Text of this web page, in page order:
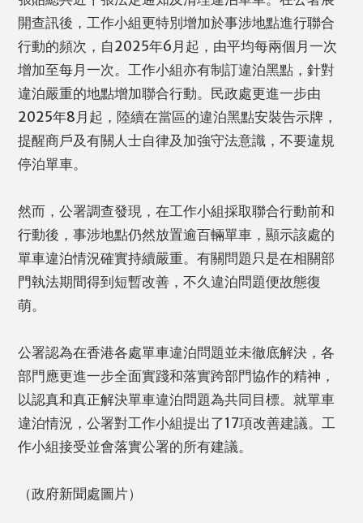
開查訊後，工作小組更特別增加於事涉地點進行聯合
行動的頻次，自2025年6月起，由平均每兩個月一次
增加至每月一次。工作小組亦有制訂違泊黑點，針對
違泊嚴重的地點增加聯合行動。民政處更進一步由
2025年8月起，陸續在當區的違泊黑點安裝告示牌，
提醒商戶及有關人士自律及加強守法意識，不要違規
停泊單車。
然而，公署調查發現，在工作小組採取聯合行動前和
行動後，事涉地點仍然放置逾百輛單車，顯示該處的
單車違泊情況確實持續嚴重。有關問題只是在相關部
門執法期間得到短暫改善，不久違泊問題便故態復
萌。
公署認為在香港各處單車違泊問題並未徹底解決，各
部門應更進一步全面實踐和落實跨部門協作的精神，
以認真和真正解決單車違泊問題為共同目標。就單車
違泊情況，公署對工作小組提出了17項改善建議。工
作小組接受並會落實公署的所有建議。
（政府新聞處圖片）